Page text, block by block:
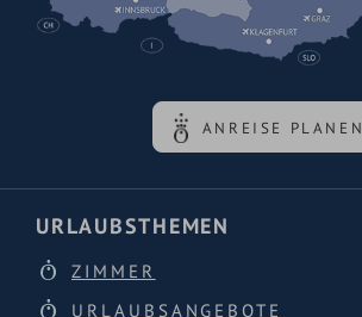
ANREISE PLANEN
URLAUBSTHEMEN
ZIMMER
URLAUBSANGEBOTE